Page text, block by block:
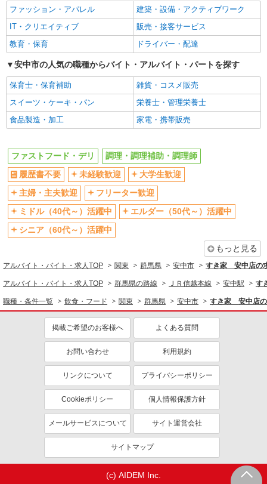
エルダー（50代～）活躍中
シニア（60代～）活躍中
週2～3日勤務OK
短時間勤務（1日4h以内）OK
深夜
車通勤OK
扶養内勤務OK
交通費支給
社会保険あり
まかない・食事補助
社割・特典あり
制服貸与
研修制度あり
社員登用あり
飲食・フード
ファストフード・デリ
調理・調理補助・調理師
同じ特徴から求人を探す
未経験歓迎
大学生歓迎
ミドル（40代～）活躍中
車通勤OK
扶養内勤務OK
交通費支給
社会保険あり
まかない・食事補助
社員登用あり
ファッション・アパレル
建築・設備・アクティブワーク
IT・クリエイティブ
販売・接客サービス
教育・保育
ドライバー・配達
安中市の人気の職種からバイト・アルバイト・パートを探す
保育士・保育補助
雑貨・コスメ販売
スイーツ・ケーキ・パン
栄養士・管理栄養士
食品製造・加工
家電・携帯販売
ファストフード・デリ
調理・調理補助・調理師
履歴書不要
未経験歓迎
大学生歓迎
主婦・主夫歓迎
フリーター歓迎
ミドル（40代～）活躍中
エルダー（50代～）活躍中
シニア（60代～）活躍中
もっと見る
アルバイト・バイト・求人TOP 関東 群馬県 安中市 すき家 安中店の
アルバイト・バイト・求人TOP 群馬県の路線 ＪＲ信越本線 安中駅 す
職種・条件一覧 飲食・フード 関東 群馬県 安中市 すき家 安中店の
掲載ご希望のお客様へ よくある質問
お問い合わせ 利用規約
リンクについて プライバシーポリシー
Cookieポリシー 個人情報保護方針
メールサービスについて サイト運営会社
サイトマップ
(c) AIDEM Inc.